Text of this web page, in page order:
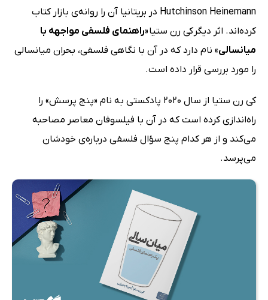
Hutchinson Heinemann در بریتانیا آن را روانه‌ی بازار کتاب
کرده‌اند. اثر دیگر کی رن ستیا «راهنمای فلسفی مواجهه با
میانسالی» نام دارد که در آن با نگاهی فلسفی، بحران میانسالی
را مورد بررسی قرار داده است.
کی رن ستیا از سال 2020 پادکستی به‌ نام «پنج پرسش» را
راه‌اندازی کرده است که در آن با فیلسوفان معاصر مصاحبه
می‌کند و از هر کدام پنج سؤال فلسفی درباره‌ی خودشان
می‌پرسد.